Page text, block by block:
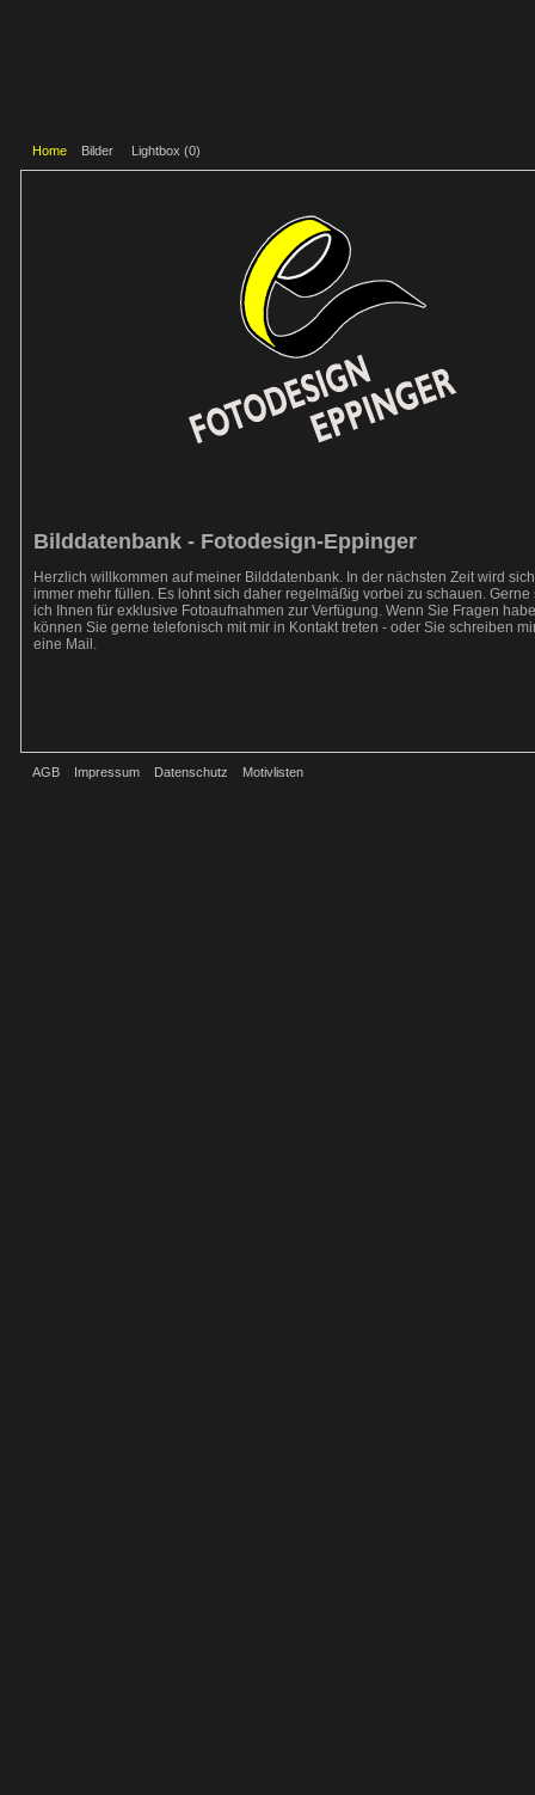
Home Bilder Lightbox (0)
AGB Impressum Datenschutz Motivlisten
Bilddatenbank - Fotodesign-Eppinger
Herzlich willkommen auf meiner Bilddatenbank. In der nächsten Zeit wird
immer mehr füllen. Es lohnt sich daher regelmäßig vorbei zu schauen. Gerne
ich Ihnen für exklusive Fotoaufnahmen zur Verfügung. Wenn Sie Fragen
können Sie gerne telefonisch mit mir in Kontakt treten - oder Sie schreiben
eine Mail.